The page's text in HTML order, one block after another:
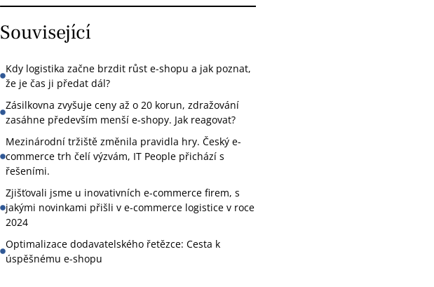
Související
Kdy logistika začne brzdit růst e-shopu a jak poznat,
že je čas ji předat dál?
Zásilkovna zvyšuje ceny až o 20 korun, zdražování
zasáhne především menší e-shopy. Jak reagovat?
Mezinárodní tržiště změnila pravidla hry. Český e-
commerce trh čelí výzvám, IT People přichází s
řešeními.
Zjišťovali jsme u inovativních e-commerce firem, s
jakými novinkami přišli v e-commerce logistice v roce
2024
Optimalizace dodavatelského řetězce: Cesta k
úspěšnému e-shopu